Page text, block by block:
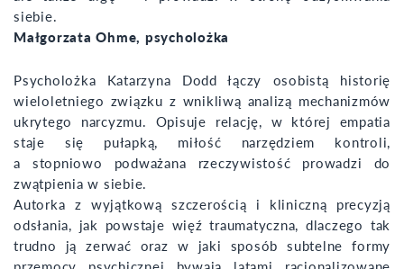
siebie.
Małgorzata Ohme, psycholożka
Psycholożka Katarzyna Dodd łączy osobistą historię
wieloletniego związku z wnikliwą analizą mechanizmów
ukrytego narcyzmu. Opisuje relację, w której empatia
staje się pułapką, miłość narzędziem kontroli,
a stopniowo podważana rzeczywistość prowadzi do
zwątpienia w siebie.
Autorka z wyjątkową szczerością i kliniczną precyzją
odsłania, jak powstaje więź traumatyczna, dlaczego tak
trudno ją zerwać oraz w jaki sposób subtelne formy